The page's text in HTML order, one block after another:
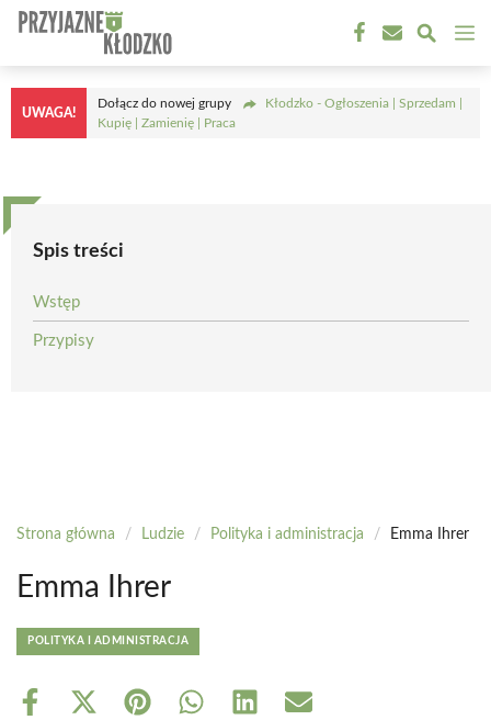
Przejdź
treści
UWAGA!
Dołącz do nowej grupy
Kłodzko - Ogłoszenia | Sprzedam |
Kupię | Zamienię | Praca
Spis treści
Wstęp
Przypisy
Strona główna / Ludzie / Polityka i administracja / Emma Ihrer
Emma Ihrer
POLITYKA I ADMINISTRACJA
Share
Share Share Share Share Share